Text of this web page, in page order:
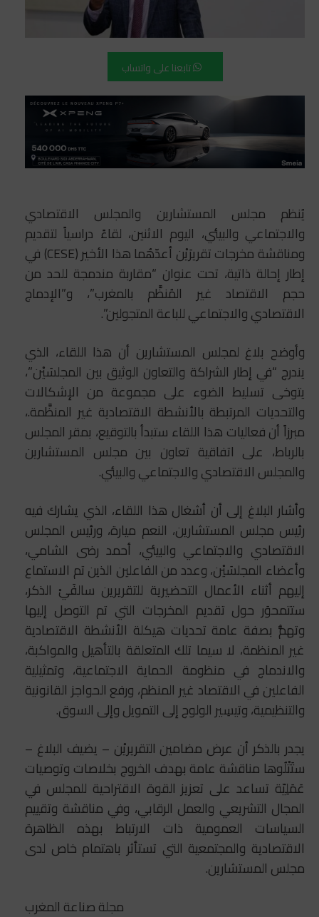
تابعنا على واتساب
يُنظم مجلس المستشارين والمجلس الاقتصادي
والاجتماعي والبيئي، اليوم ‏الاثنين، لقاءً دراسياً لتقديم
ومناقشة مخرجات تقريرَيْن أعدّهُما هذا الأخير (CESE) في
إطار ‏إحالة ذاتية، تحت عنوان “مقاربة مندمجة للحد من
حجم الاقتصاد ‏غير المُنظَّم بالمغرب”، و”الإدماج
الاقتصادي والاجتماعي للباعة المتجولين”.
وأوضح بلاغ لمجلس المستشارين أن هذا اللقاء، الذي
يندرج “في إطار الشراكة والتعاون الوثيق بين المجلسَيْن”،
يتوخى تسليط الضوء على مجموعة من ‏الإشكالات
والتحديات المرتبطة بالأنشطة الاقتصادية غير المنظَّمة‎.،
مبرزاً أن فعاليات هذا اللقاء ستبدأ بالتوقيع، بمقر المجلس
بالرباط، على اتفاقية تعاون بين مجلس المستشارين
والمجلس الاقتصادي ‏والاجتماعي والبيئي‎.
وأشار البلاغ إلى أن أشغال هذا اللقاء، الذي يشارك فيه
رئيس مجلس المستشارين، ‏النعم ميارة، ورئيس المجلس
الاقتصادي والاجتماعي والبيئي، أحمد رضى الشامي،
وأعضاء ‏المجلسَيْن، وعدد من الفاعلين الذين تم الاستماع
إليهم أثناء الأعمال التحضيرية للتقريرين سالفَيْ الذكر،
ستتمحوَر حول تقديم المخرجات التي تم التوصل إليها
وتهمُّ بصفة عامة ‏تحديات هيكلة الأنشطة الاقتصادية
غير المنظمة، لا سيما تلك المتعلقة بالتأهيل والمواكبة،
والاندماج في ‏منظومة الحماية الاجتماعية، وتمثيلية
الفاعلين في الاقتصاد غير المنظم، ورفع الحواجز القانونية
والتنظيمية، ‏وتيسِير الولوج إلى التمويل وإلى السوق‎.‎
يجدر بالذكر أن عرض مضامين التقريريْن – يضيف البلاغ –
ستَتْلُوها مناقشة عامة بهدف الخروج بخلاصات وتوصيات
عَمَلِيّة تساعد على تعزيز ‏القوة الاقتراحية للمجلس في
المجال التشريعي والعمل الرقابي، وفي مناقشة وتقييم
السياسات العمومية ‏ذات الارتباط بهذه الظاهرة
الاقتصادية والمجتمعية التي تستأثر باهتمام خاص لدى
مجلس المستشارين‎.‎
مجلة صناعة المغرب